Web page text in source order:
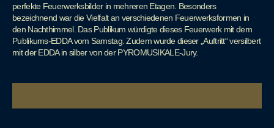
perfekte Feuerwerksbilder in mehreren Etagen. Besonders
bezeichnend war die Vielfalt an verschiedenen Feuerwerksformen in
den Nachthimmel. Das Publikum würdigte dieses Feuerwerk mit dem
Publikums-EDDA vom Samstag. Zudem wurde dieser „Auftritt“ versilbert
mit der EDDA in silber von der PYROMUSIKALE-Jury.